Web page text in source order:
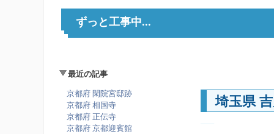
ずっと工事中...
最近の記事
京都府 閑院宮邸跡
京都府 相国寺
京都府 正伝寺
京都府 京都迎賓館
埼玉県